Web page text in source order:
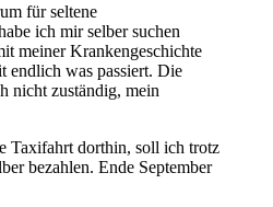
für seltene
ich mir selber suchen
meiner Krankengeschichte
endlich was passiert. Die
nicht zuständig, mein
Taxifahrt dorthin, soll ich trotz
bezahlen. Ende September